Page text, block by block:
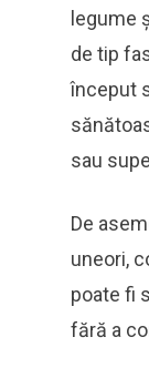
legume
de tip
început
sau
De
uneori,
poate fi
fără a